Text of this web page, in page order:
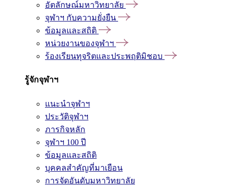
อัตลักษณ์มหาวิทยาลัย
จุฬาฯ กับความยั่งยืน
ข้อมูลและสถิติ
หน่วยงานของจุฬาฯ
ร้องเรียนทุจริตและประพฤติมิชอบ
รู้จักจุฬาฯ
แนะนำจุฬาฯ
ประวัติจุฬาฯ
ภารกิจหลัก
จุฬาฯ 100 ปี
ข้อมูลและสถิติ
บุคคลสำคัญที่มาเยือน
การจัดอันดับมหาวิทยาลัย